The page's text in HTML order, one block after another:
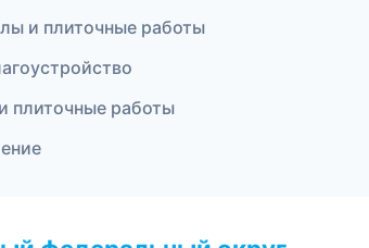
и плиточные работы
плиточные работы